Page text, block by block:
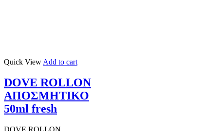
Quick View Add to cart
DOVE ROLLON
ΑΠΟΣΜΗΤΙΚΟ
50ml fresh
DOVE ROLLON